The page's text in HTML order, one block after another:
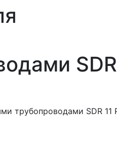
SDR